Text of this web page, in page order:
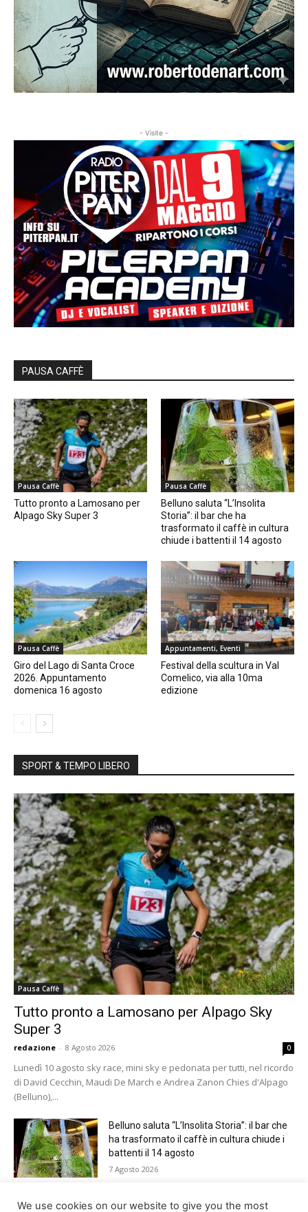
- Visite -
PAUSA CAFFÈ
Pausa Caffè
Tutto pronto a Lamosano per
Alpago Sky Super 3
Pausa Caffè
Belluno saluta “L’Insolita
Storia”: il bar che ha
trasformato il caffè in cultura
chiude i battenti il 14 agosto
Pausa Caffè
Giro del Lago di Santa Croce
2026. Appuntamento
domenica 16 agosto
Appuntamenti, Eventi
Festival della scultura in Val
Comelico, via alla 10ma
edizione
SPORT & TEMPO LIBERO
Pausa Caffè
Tutto pronto a Lamosano per Alpago Sky
Super 3
redazione - 8 Agosto 2026 0
Lunedì 10 agosto sky race, mini sky e pedonata per tutti, nel ricordo
di David Cecchin, Maudi De March e Andrea Zanon Chies d'Alpago
(Belluno),...
Belluno saluta “L’Insolita Storia”: il bar che
ha trasformato il caffè in cultura chiude i
battenti il 14 agosto
7 Agosto 2026
Giro del Lago di Santa Croce 2026.
We use cookies on our website to give you the most